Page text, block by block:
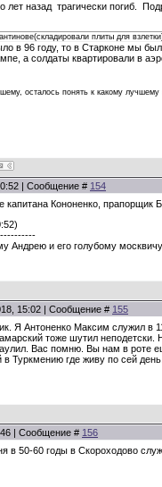
назад трагически погиб.
плиты для
в 96 году, то в Старконе мы
а солдаты квартировали в
осталось понять к какому
| Сообщение # 154
капитана Кононенко, прапорщик
Андрею и его голубому
15:02 | Сообщение # 155
Я Антоненко Максим служил в
тоже шутил
Вас помню. Вы нам в роте
Туркмению где живу по сей
| Сообщение # 156
50-60 годы в Скороходово